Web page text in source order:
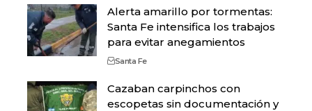
Alerta amarillo por tormentas:
Santa Fe intensifica los trabajos
para evitar anegamientos
Santa Fe
Cazaban carpinchos con
escopetas sin documentación y